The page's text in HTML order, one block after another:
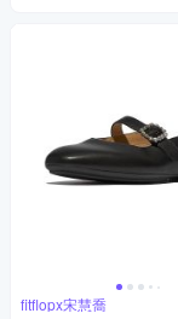
fitflopx宋慧喬